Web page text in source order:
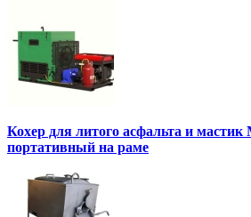
Кохер для литого асфальта и мастик
портативный на раме